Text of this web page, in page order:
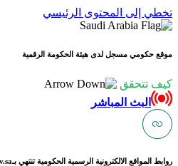
تخطي إلى المحتوى الرئيسي
موقع حكومي مسجل لدى هيئة الحكومة الرقمية
كيف تتحقق
البث المباشر
روابط المواقع الالكترونية الرسمية الحكومية تنتهي بـ